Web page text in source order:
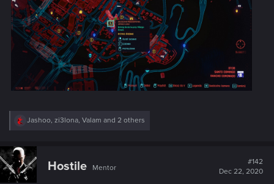
R
c
t
i
o
Jashoo, zi3lona, Valam and 2 others
Hostile Mentor
#142
Dec 22, 2020